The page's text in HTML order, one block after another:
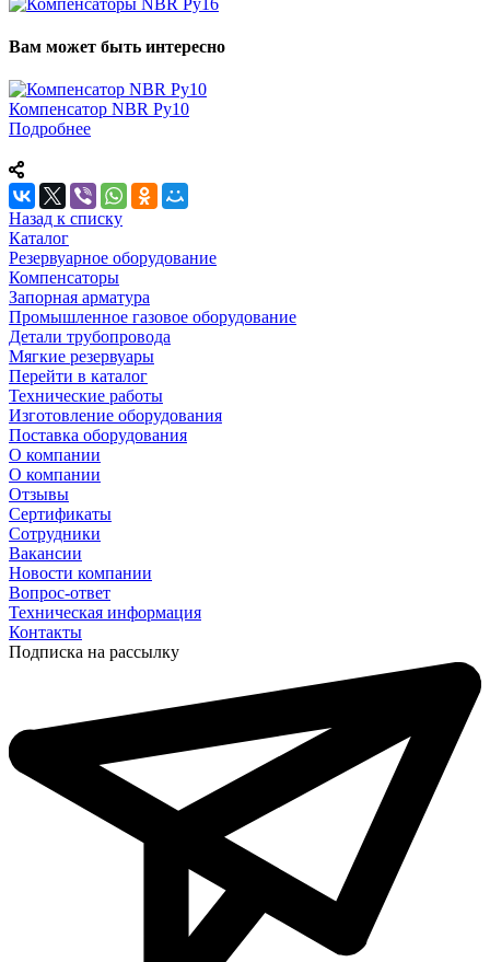
Вам может быть интересно
Компенсатор NBR Ру10
Подробнее
Назад к списку
Каталог
Резервуарное оборудование
Компенсаторы
Запорная арматура
Промышленное газовое оборудование
Детали трубопровода
Мягкие резервуары
Перейти в каталог
Технические работы
Изготовление оборудования
Поставка оборудования
О компании
О компании
Отзывы
Сертификаты
Сотрудники
Вакансии
Новости компании
Вопрос-ответ
Техническая информация
Контакты
Подписка на рассылку